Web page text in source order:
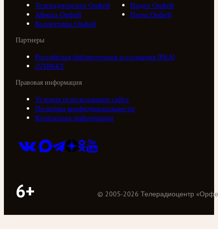
Телерадиоцентр Орфей
Видео Орфей
Афиша Орфей
Ноты Орфей
Коллективы Орфей
Партнеры
Российская библиотечная ассоциация (РБА)
///ТРАКТ
Правовая информация
Условия использования сайта
Политика конфиденциальности
Контактная информация
6+ © 2005-2026 Телерадиоцентр